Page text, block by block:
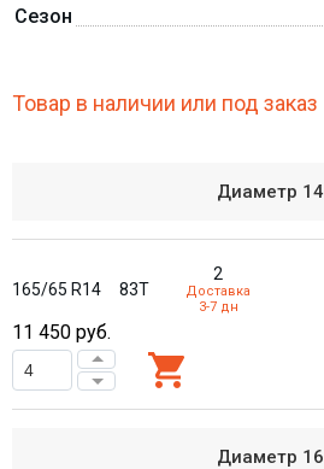
Сезон
Товар в наличии или под заказ
Диаметр 14
165/65 R14 83T
2
Доставка
3-7 дн
11 450 руб.
Диаметр 16